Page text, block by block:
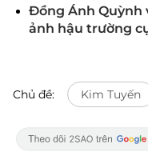
Đồng Ánh Quỳnh
ảnh hậu trường
Chủ đề: Kim Tuyến